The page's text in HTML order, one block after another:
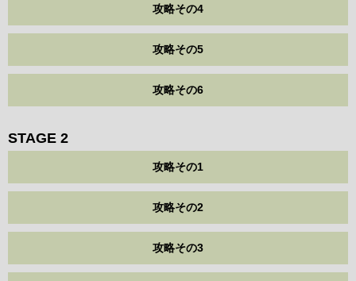
攻略その4
攻略その5
攻略その6
STAGE 2
攻略その1
攻略その2
攻略その3